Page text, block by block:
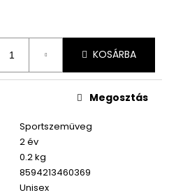
KOSÁRBA
Sportszemüveg
2 év
0.2 kg
8594213460369
Unisex
Megosztás